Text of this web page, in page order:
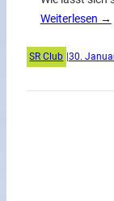
Weiterlesen →
SR Club 30.